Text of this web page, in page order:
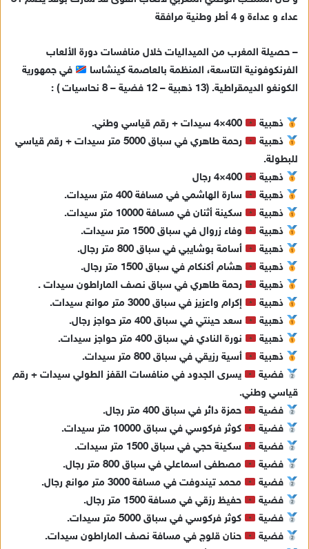
عداء و عداءة و 4 أطر وطنية مرافقة
– حصيلة المغرب من الميداليات خلال منافسات دورة الألعاب
الفرنكوفونية التاسعة، المنظمة بالعاصمة كينشاسا
في جمهورية
الكونغو الديمقراطية. (13 ذهبية – 12 فضية – 8 نحاسيات ) :
ذهبية
400×4 سيدات + رقم قياسي وطني.
ذهبية
رحمة طاهري في سباق 5000 متر سيدات + رقم قياسي
للبطولة.
ذهبية
400×4 رجال
ذهبية
سارة الهاشمي في مسافة 400 متر سيدات.
ذهبية
سكينة أثنان في مسافة 10000 متر سيدات.
ذهبية
وفاء زروال في سباق 1500 متر سيدات.
ذهبية
أسامة بوشايبي في سباق 800 متر رجال.
ذهبية
هشام أكنكام في سباق 1500 متر رجال.
ذهبية
رحمة طاهري في سباق نصف الماراطون سيدات .
ذهبية
إكرام واعزيز في سباق 3000 متر موانع سيدات.
ذهبية
سعد حينتي في سباق 400 متر حواجز رجال.
ذهبية
نورة النادي في سباق 400 متر حواجز سيدات.
ذهبية
أسية رزيقي في سباق 800 متر سيدات.
فضية
يسرى الجدود في منافسات القفز الطولي سيدات + رقم
قياسي وطني.
فضية
حمزة دائر في سباق 400 متر رجال.
فضية
كوثر فركوسي في سباق 10000 متر سيدات.
فضية
سكينة حجي في سباق 1500 متر سيدات.
فضية
مصطفى اسماعلي في سباق 800 متر رجال.
فضية
محمد تيندوفت في مسافة 3000 متر موانع رجال.
فضية
حفيظ رزقي في مسافة 1500 متر رجال.
فضية
كوثر فركوسي في سباق 5000 متر سيدات.
فضية
حنان قلوج في مسافة نصف الماراطون سيدات.